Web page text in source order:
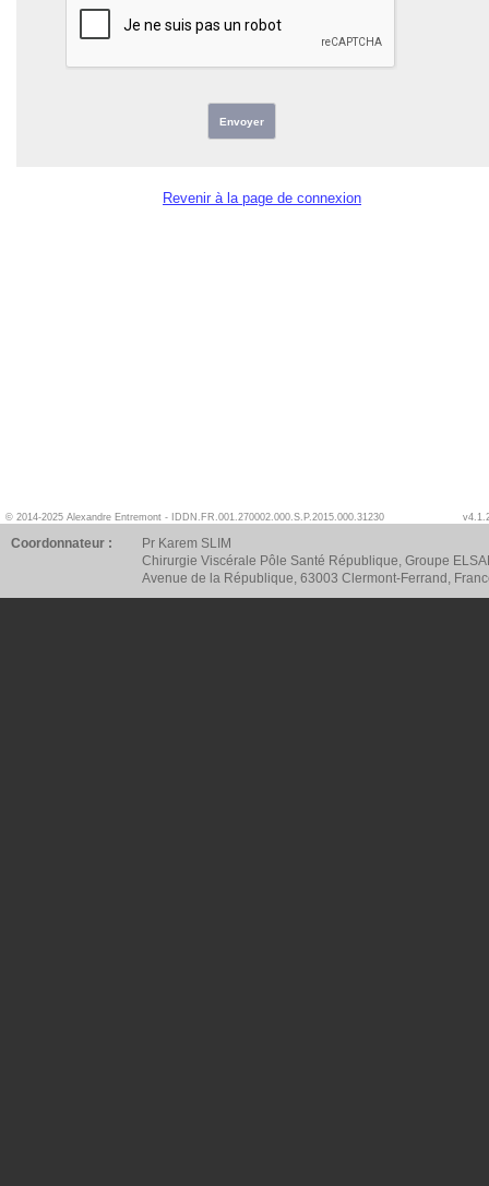
Envoyer
Revenir à la page de connexion
© 2014-2025 Alexandre Entremont - IDDN.FR.001.270002.000.S.P.2015.000.31230
Coordonnateur :
Pr Karem SLIM
Chirurgie Viscérale Pôle Santé République, Groupe
Avenue de la République, 63003 Clermont-Ferrand,